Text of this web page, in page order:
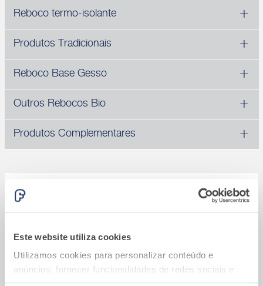
Este website utiliza cookies
Utilizamos cookies para personalizar conteúdo e
anúncios, fornecer funcionalidades de redes sociais e
Reboco termo-isolante
Produtos Tradicionais
Reboco Base Gesso
Outros Rebocos Bio
Produtos Complementares
Sistema Fassatherm
Calcule quanto vai custar o seu Sistema
Fassatherm®